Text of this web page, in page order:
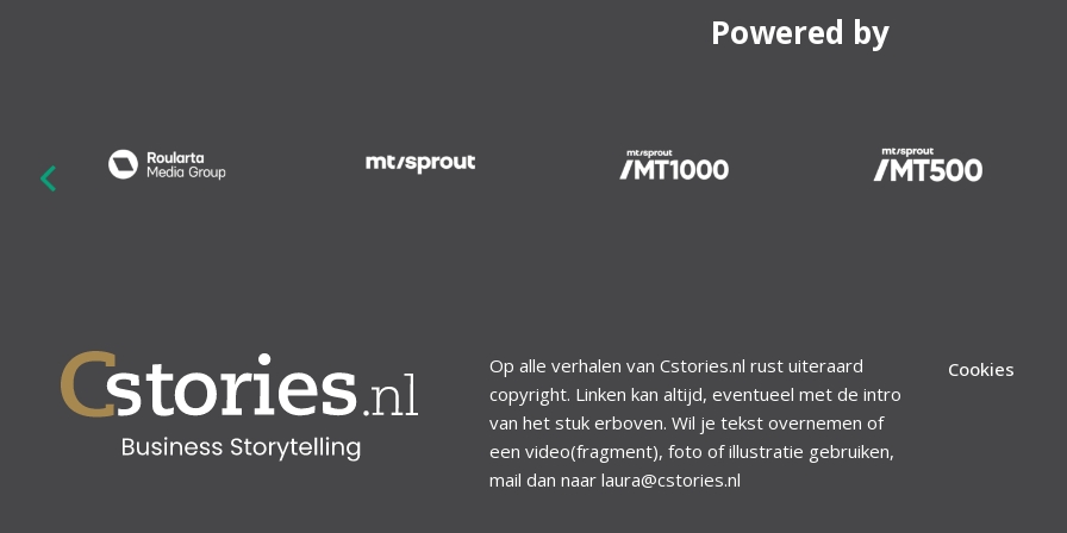
Powered by
Op alle verhalen van Cstories.nl rust uiteraard
copyright. Linken kan altijd, eventueel met de intro
van het stuk erboven. Wil je tekst overnemen of
een video(fragment), foto of illustratie gebruiken,
mail dan naar laura@cstories.nl
Cookies